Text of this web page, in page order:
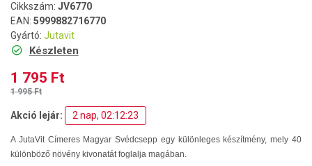
Cikkszám: JV6770
EAN: 5999882716770
Gyártó: Jutavit
Készleten
1 795 Ft
1 995 Ft
Akció lejár: 2 nap, 02:12:22
A JutaVit Címeres Magyar Svédcsepp egy különleges készítmény, mely 40
különböző növény kivonatát foglalja magában.